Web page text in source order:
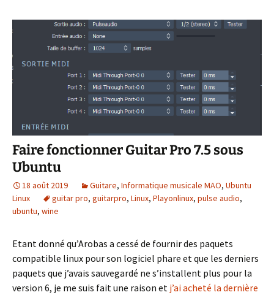
Faire fonctionner Guitar Pro 7.5 sous
Ubuntu
18 août 2019 Guitare, Informatique musicale MAO, Ubuntu
Linux
guitar pro, guitarpro, Linux, Playonlinux, pulse audio,
ubuntu, wine
Etant donné qu’Arobas a cessé de fournir des paquets
compatible linux pour son logiciel phare et que les derniers
paquets que j’avais sauvegardé ne s’installent plus pour la
version 6, je me suis fait une raison et j’ai acheté la dernière